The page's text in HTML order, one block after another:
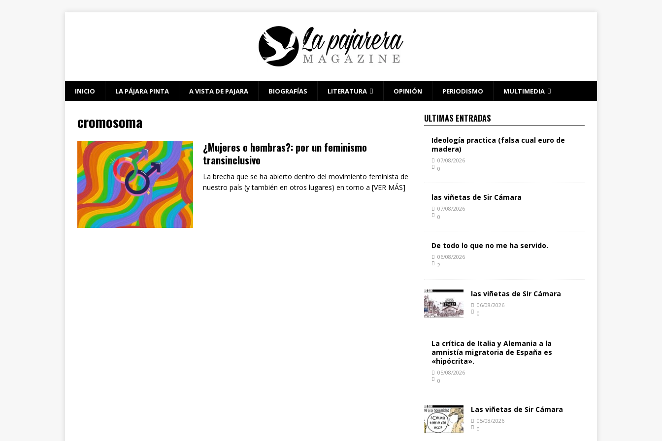
INICIO LA PÁJARA PINTA A VISTA DE PAJARA BIOGRAFÍAS LITERATURA OPINIÓN PERIODISMO MULTIMEDIA
cromosoma
¿Mujeres o hembras?: por un feminismo
transinclusivo
La brecha que se ha abierto dentro del movimiento feminista de
nuestro país (y también en otros lugares) en torno a [VER MÁS]
ULTIMAS ENTRADAS
Ideología practica (falsa cual euro de
madera)
07/08/2026
0
las viñetas de Sir Cámara
07/08/2026
0
De todo lo que no me ha servido.
06/08/2026
2
las viñetas de Sir Cámara
06/08/2026
0
La crítica de Italia y Alemania a la
amnistía migratoria de España es
«hipócrita».
05/08/2026
0
Las viñetas de Sir Cámara
05/08/2026
0